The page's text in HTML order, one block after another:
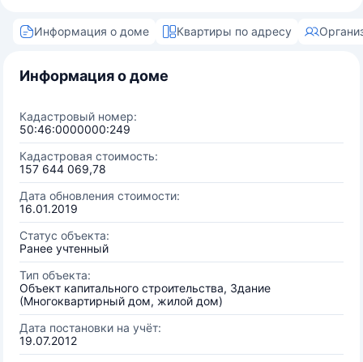
Информация о доме Квартиры по адресу
Информация о доме
Кадастровый номер:
50:46:0000000:249
Кадастровая стоимость:
157 644 069,78
Дата обновления стоимости:
16.01.2019
Статус объекта:
Ранее учтенный
Тип объекта:
Объект капитального строительства, Здание
(Многоквартирный дом, жилой дом)
Дата постановки на учёт:
19.07.2012